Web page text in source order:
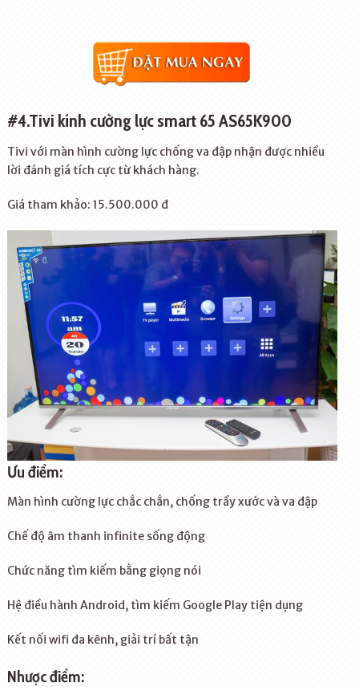
#4.Tivi kính cường lực smart 65 AS65K900
Tivi với màn hình cường lực chống va đập nhận được nhiều
lời đánh giá tích cực từ khách hàng.
Giá tham khảo: 15.500.000 đ
Ưu điểm:
Màn hình cường lực chắc chắn, chống trầy xước và va đập
Chế độ âm thanh infinite sống động
Chức năng tìm kiếm bằng giọng nói
Hệ điều hành Android, tìm kiếm Google Play tiện dụng
Kết nối wifi đa kênh, giải trí bất tận
Nhược điểm: